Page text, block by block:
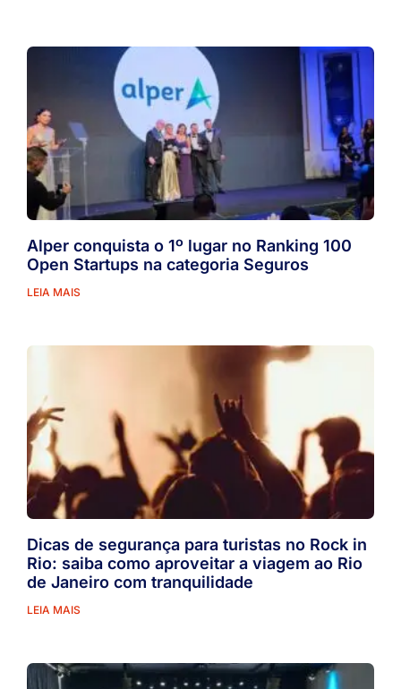
Alper conquista o 1º lugar no Ranking 100
Open Startups na categoria Seguros
LEIA MAIS
Dicas de segurança para turistas no Rock in
Rio: saiba como aproveitar a viagem ao Rio
de Janeiro com tranquilidade
LEIA MAIS